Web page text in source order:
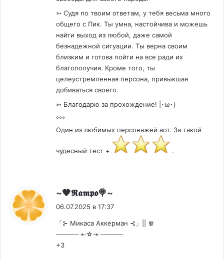
➳ Судя по твоим ответам, у тебя весьма много
общего с Пик. Ты умна, настойчива и можешь
найти выход из любой, даже самой
безнадежной ситуации. Ты верна своим
близким и готова пойти на все ради их
благополучия. Кроме того, ты
целеустремленная персона, привыкшая
добиваться своего.
➳ Благодарю за прохождение! |･ω･)
°°°
Один из любимых персонажей аот. За такой
чудесный тест + .
~🤎𝕽𝖆𝖒𝖕𝖔🍭~
06.07.2025 в 17:37
「⊱ Микаса Аккерман ⊰」|| 🧣
───── ⋆⋅☆⋅⋆ ─────
+3